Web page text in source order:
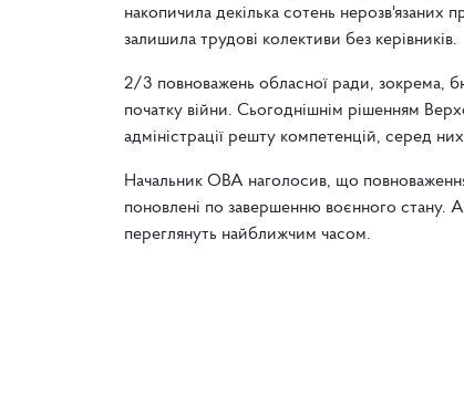
накопичила декілька сотень нерозв'язаних
залишила трудові колективи без керівників.
2/3 повноважень обласної ради, зокрема,
початку війни. Сьогоднішнім рішенням
адміністрації решту компетенцій, серед
Начальник ОВА наголосив, що
поновлені по завершенню воєнного
переглянуть найближчим часом.